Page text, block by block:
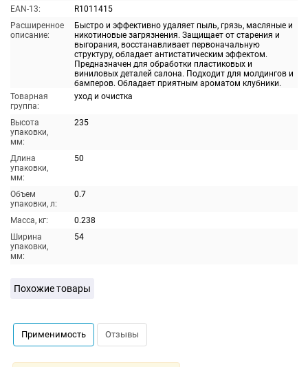
EAN-13:
R1011415
Расширенное
описание:
Быстро и эффективно удаляет пыль, грязь, масляные и
никотиновые загрязнения. Защищает от старения и
выгорания, восстанавливает первоначальную
структуру, обладает антистатическим эффектом.
Предназначен для обработки пластиковых и
виниловых деталей салона. Подходит для молдингов и
бамперов. Обладает приятным ароматом клубники.
Товарная
группа:
уход и очистка
Высота
упаковки,
мм:
235
Длина
упаковки,
мм:
50
Объем
упаковки, л:
0.7
Масса, кг:
0.238
Ширина
упаковки,
мм:
54
Похожие товары
Применимость Отзывы